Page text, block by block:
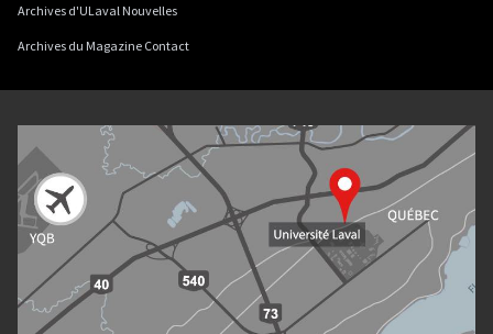
Archives d'ULaval Nouvelles
Archives du Magazine Contact